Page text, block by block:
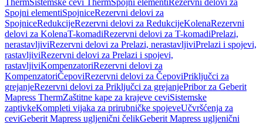
ThermSistemske cevi ThermSpojni elementi Rezervni delovi za
Spojni elementiSpojniceRezervni delovi za
SpojniceRedukcijeRezervni delovi za RedukcijeKolenaRezervni
delovi za KolenaT-komadiRezervni delovi za T-komadiPrelazi,
nerastavljiviRezervni delovi za Prelazi, nerastavljiviPrelazi i spojevi,
rastavljiviRezervni delovi za Prelazi i spojevi,
rastavljiviKompenzatoriRezervni delovi za
KompenzatoriČepoviRezervni delovi za ČepoviPriključci za
grejanjeRezervni delovi za Priključci za grejanjePribor za Geberit
Mapress ThermZaštitne kape za krajeve ceviSistemske
zaptivkeKompleti vijaka za prirubničke spojeveUčvršćenja za
ceviGeberit Mapress ugljenični čelikGeberit Mapress ugljenični